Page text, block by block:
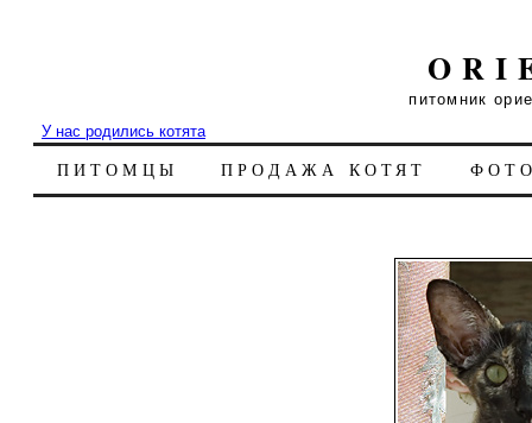
питомник
У нас родились котята
ПИТОМЦЫ ПРОДАЖА КОТЯТ